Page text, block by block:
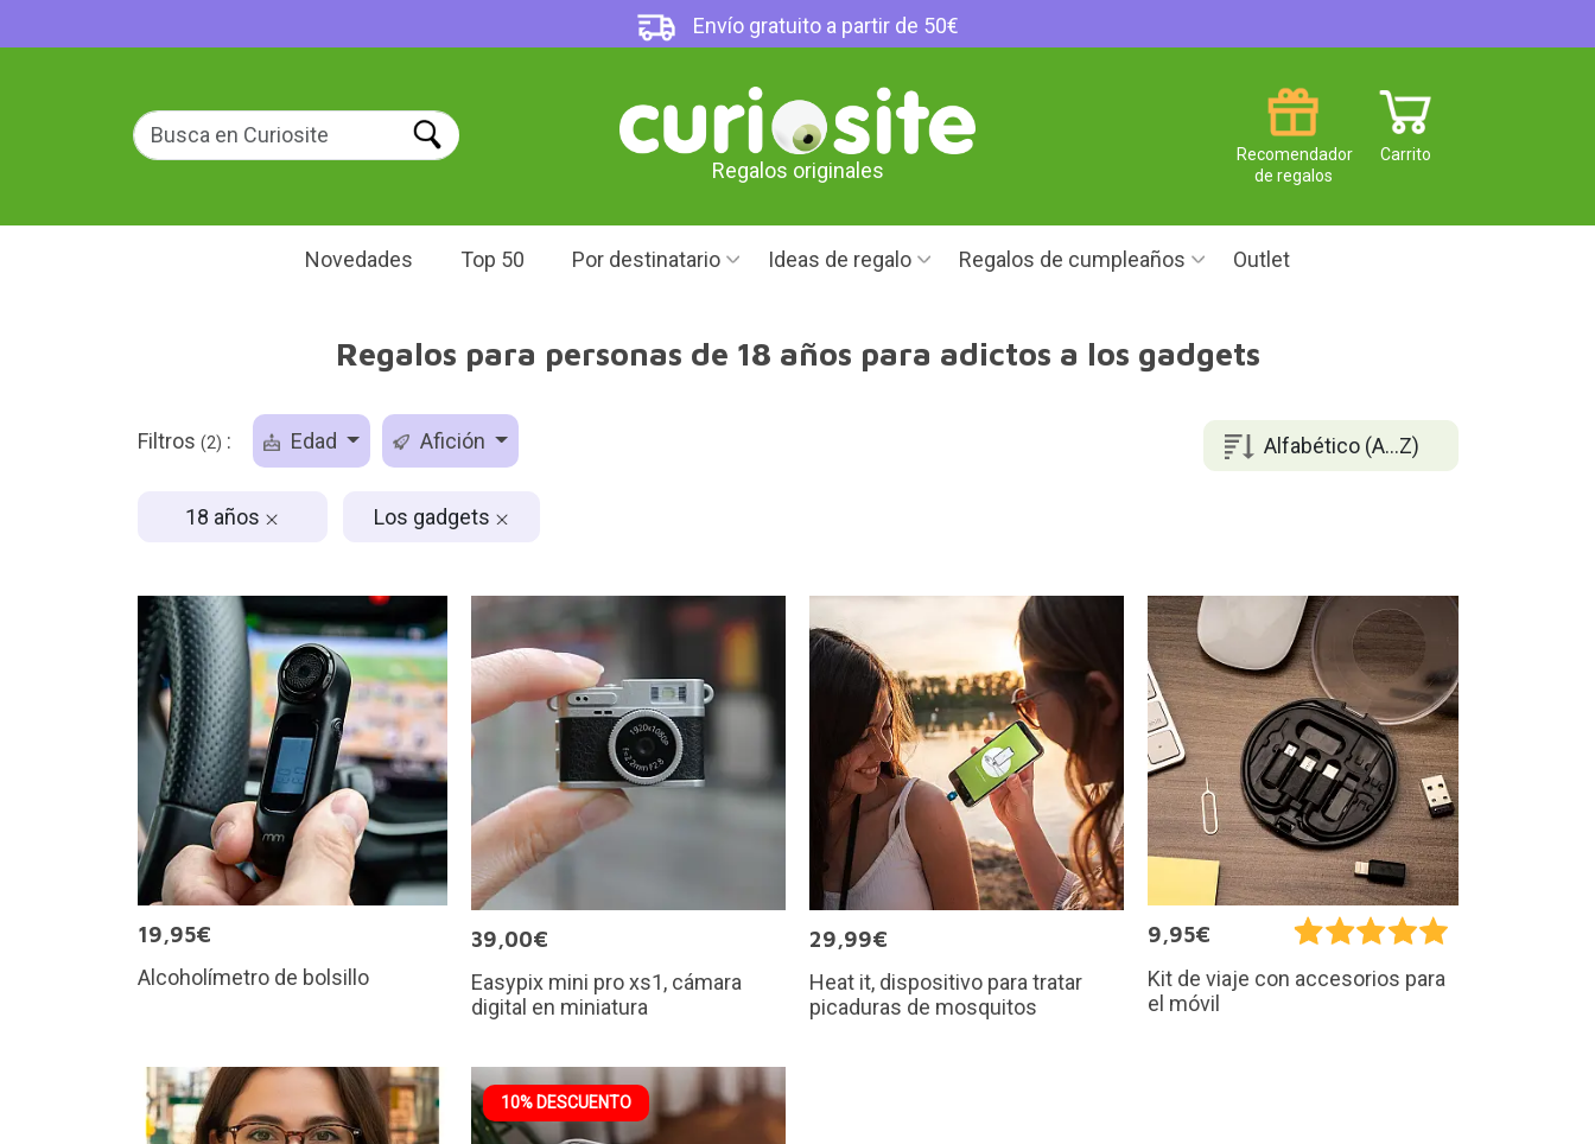
Envío gratuito a partir de 50€
Regalos originales
Carrito
Recomendador
de regalos
Novedades Top 50 Por destinatario Ideas de regalo Regalos de cumpleaños Outlet
Regalos para personas de 18 años para adictos a los gadgets
Alfabético (A...Z)
Filtros (2) : Edad Afición
18 años Los gadgets
19,95€
Alcoholímetro de bolsillo
39,00€
Easypix mini pro xs1, cámara
digital en miniatura
29,99€
Heat it, dispositivo para tratar
picaduras de mosquitos
9,95€
Kit de viaje con accesorios para
el móvil
10% DESCUENTO